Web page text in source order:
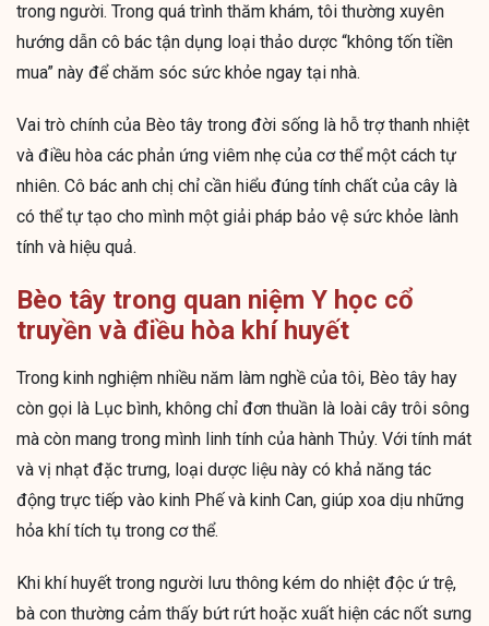
trong người. Trong quá trình thăm khám, tôi thường xuyên
hướng dẫn cô bác tận dụng loại thảo dược “không tốn tiền
mua” này để chăm sóc sức khỏe ngay tại nhà.
Vai trò chính của Bèo tây trong đời sống là hỗ trợ thanh nhiệt
và điều hòa các phản ứng viêm nhẹ của cơ thể một cách tự
nhiên. Cô bác anh chị chỉ cần hiểu đúng tính chất của cây là
có thể tự tạo cho mình một giải pháp bảo vệ sức khỏe lành
tính và hiệu quả.
Bèo tây trong quan niệm Y học cổ
truyền và điều hòa khí huyết
Trong kinh nghiệm nhiều năm làm nghề của tôi, Bèo tây hay
còn gọi là Lục bình, không chỉ đơn thuần là loài cây trôi sông
mà còn mang trong mình linh tính của hành Thủy. Với tính mát
và vị nhạt đặc trưng, loại dược liệu này có khả năng tác
động trực tiếp vào kinh Phế và kinh Can, giúp xoa dịu những
hỏa khí tích tụ trong cơ thể.
Khi khí huyết trong người lưu thông kém do nhiệt độc ứ trệ,
bà con thường cảm thấy bứt rứt hoặc xuất hiện các nốt sưng